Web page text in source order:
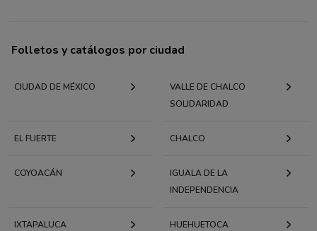
Folletos y catálogos por ciudad
CIUDAD DE MÉXICO
VALLE DE CHALCO
SOLIDARIDAD
EL FUERTE CHALCO
COYOACÁN
IGUALA DE LA
INDEPENDENCIA
IXTAPALUCA HUEHUETOCA